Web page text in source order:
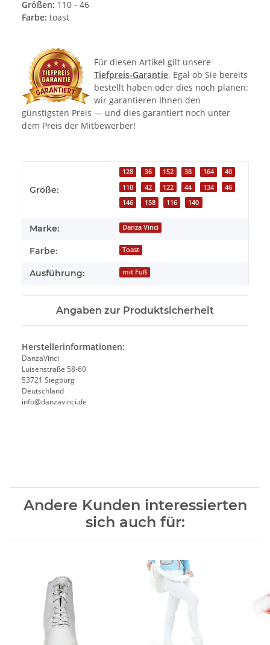
Größen: 110 - 46
Farbe: toast
Für diesen Artikel gilt unsere
Tiefpreis-Garantie. Egal ob Sie bereits
bestellt haben oder dies noch planen:
wir garantieren Ihnen den
günstigsten Preis — und dies garantiert noch unter
dem Preis der Mitbewerber!
Größe:
128 36 152 38 164
40
110
42 122 44 134
46
146
158 116 140
Marke: Danza Vinci
Farbe: Toast
Ausführung: mit Fuß
Angaben zur Produktsicherheit
Herstellerinformationen:
DanzaVinci
Luisenstraße 58-60
53721 Siegburg
Deutschland
info@danzavinci.de
Andere Kunden interessierten
sich auch für: